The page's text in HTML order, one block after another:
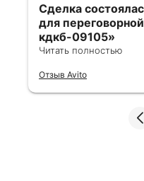
Сделка
для
кдкб-09105»
ответы очень
Все подробно
складах их
Читать полностью
Отзыв Avito